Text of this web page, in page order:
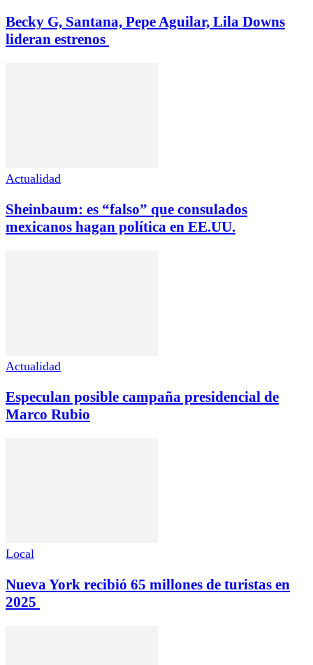
Becky G, Santana, Pepe Aguilar, Lila Downs
lideran estrenos
Actualidad
Sheinbaum: es “falso” que consulados
mexicanos hagan política en EE.UU.
Actualidad
Especulan posible campaña presidencial de
Marco Rubio
Local
Nueva York recibió 65 millones de turistas en
2025